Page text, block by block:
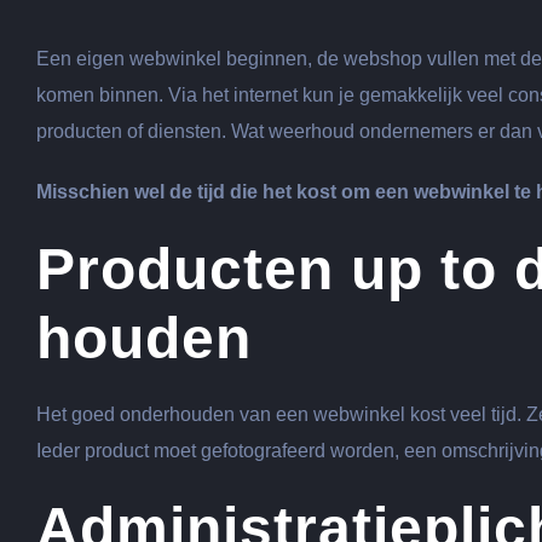
afbeelding
Een eigen webwinkel beginnen, de webshop vullen met
komen binnen. Via het internet kun je gemakkelijk veel
producten of diensten. Wat weerhoud ondernemers er
Misschien wel de tijd die het kost om een webwinkel
Producten up to
houden
Het goed onderhouden van een webwinkel kost veel tijd.
Ieder product moet gefotografeerd worden, een